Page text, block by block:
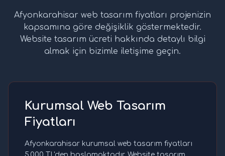
Afyonkarahisar web tasarım fiyatları projenizin
kapsamına göre değişiklik göstermektedir.
Website tasarım ücreti hakkında detaylı bilgi
almak için bizimle iletişime geçin.
Kurumsal Web Tasarım
Fiyatları
Afyonkarahisar kurumsal web tasarım fiyatları